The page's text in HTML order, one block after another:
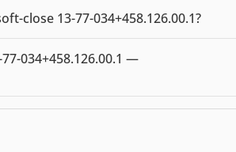
close 13-77-034+458.126.00.1?
034+458.126.00.1 —